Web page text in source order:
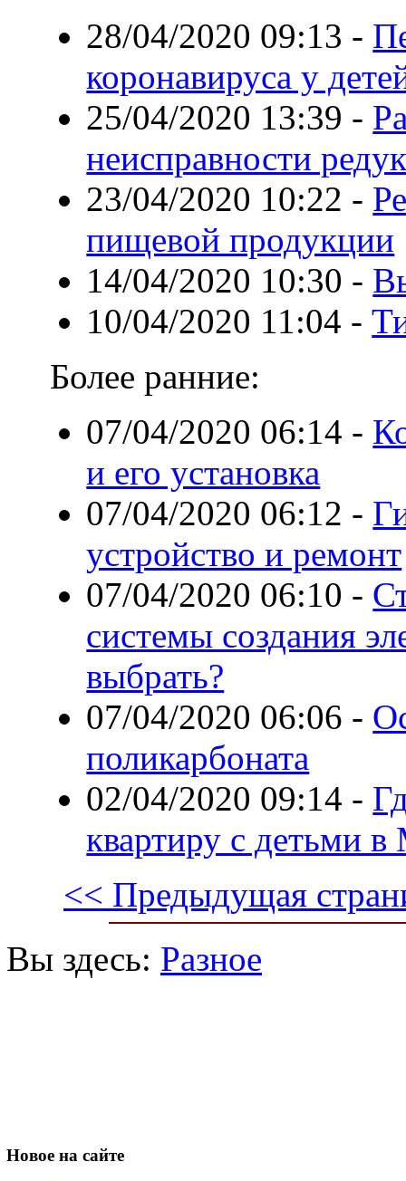
28/04/2020 09:13 -
коронавируса у
25/04/2020 13:39 -
неисправности
23/04/2020 10:22 -
пищевой продукции
14/04/2020 10:30 -
10/04/2020 11:04 -
Более ранние:
07/04/2020 06:14 -
и его установка
07/04/2020 06:12 -
устройство и ремонт
07/04/2020 06:10 -
системы создания
выбрать?
07/04/2020 06:06 -
поликарбоната
02/04/2020 09:14 -
квартиру с детьми в
<< Предыдущая
Вы здесь: Разное
Новое на сайте